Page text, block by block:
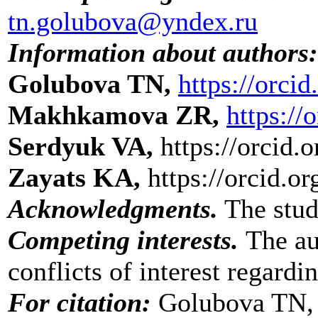
tn.golubova@yndex.ru
Information about authors:
Golubova TN, https://
Makhkamova ZR, https://
Serdyuk VA, https://
Zayats KA, https://
Acknowledgments. The
Competing interests. The
conflicts of interest
For citation: Golubova